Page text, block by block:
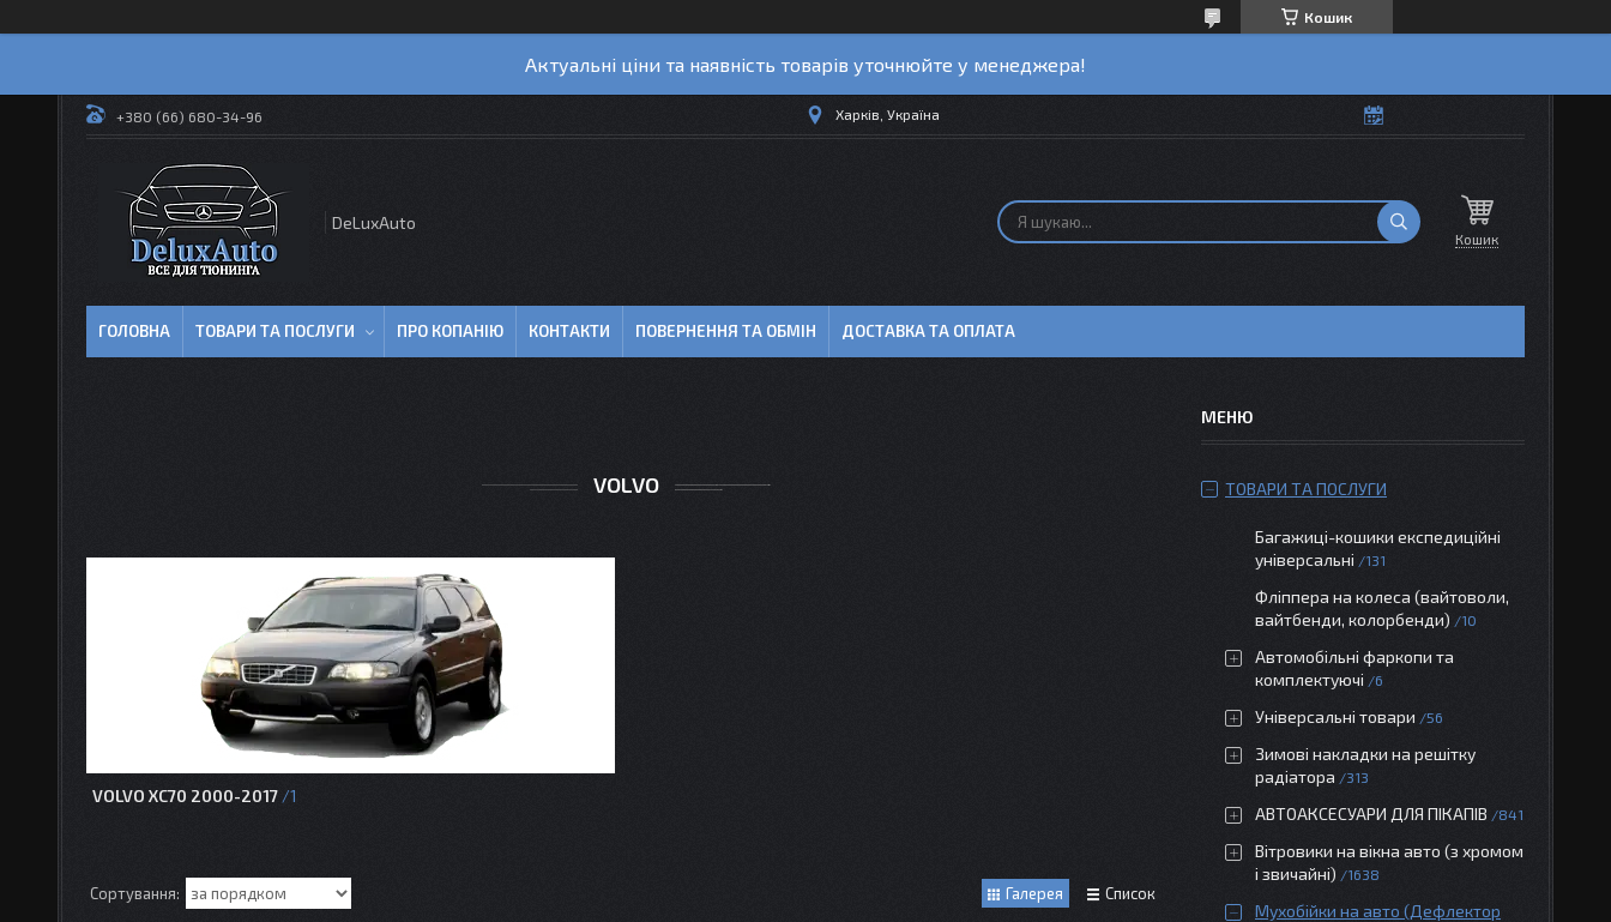
Кошик
Актуальні ціни та наявність товарів уточнюйте у менеджера!
+380 (66) 680-34-96 Харків, Україна
DeLuxAuto
Кошик
ГОЛОВНА ТОВАРИ ТА ПОСЛУГИ ПРО КОПАНІЮ КОНТАКТИ ПОВЕРНЕННЯ ТА ОБМІН ДОСТАВКА ТА ОПЛАТА
VOLVO
VOLVO XC70 2000-2017 1
Галерея Список
ТОВАРИ ТА ПОСЛУГИ
Багажиці-кошики експедиційні
універсальні
131
Фліппера на колеса (вайтоволи,
вайтбенди, колорбенди)
10
Автомобільні фаркопи та
комплектуючі
6
Універсальні товари 56
Зимові накладки на решітку
радіатора
313
АВТОАКСЕСУАРИ ДЛЯ ПІКАПІВ 841
Вітровики на вікна авто (з хромом
і звичайні)
1638
Мухобійки на авто (Дефлектор